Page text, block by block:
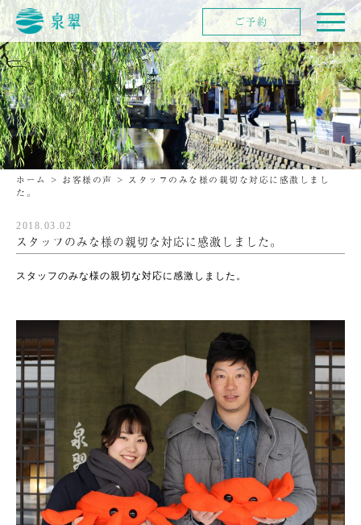
ホーム > お客様の声 > スタッフのみな様の親切な対応に感激しまし
た。
2018.03.02
スタッフのみな様の親切な対応に感激しました。
スタッフのみな様の親切な対応に感激しました。
ご予約